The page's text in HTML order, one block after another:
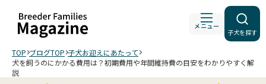
メニュー
子犬を探す
TOP ブログTOP 子犬お迎えにあたって
犬を飼うのにかかる費用は？初期費用や年間維持費の目安をわかりやすく解
説